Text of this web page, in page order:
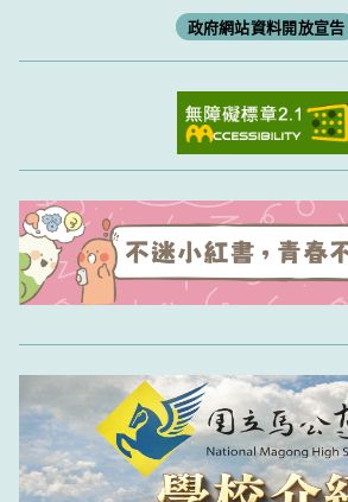
政府網站資料開放宣告